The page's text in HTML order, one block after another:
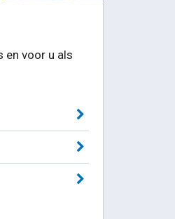
en voor u als